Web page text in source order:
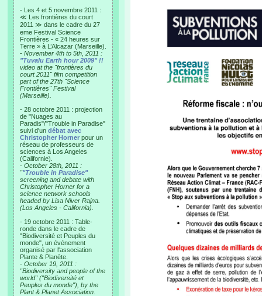
- Les 4 et 5 novembre 2011 :
≪ Les frontières du court
2011 ≫ dans le cadre du 27
eme Festival Science
Frontières - « 24 heures sur
Terre » à L’Alcazar (Marseille).
- November 4th to 5th, 2011 :
"Tuvalu Earth hour 2009" !!
video at the "frontières du
court 2011" film competition
part of the 27th "Science
Frontières" Festival
(Marseille).
- 28 octobre 2011 : projection
de "Nuages au
Paradis"/"Trouble in Paradise"
suivi d'un débat avec
Christopher Horner pour un
réseau de professeurs de
sciences à Los Angeles
(Californie).
- October 28th, 2011 :
""Trouble in Paradise"
screening and debate with
Christopher Horner for a
science network schools
headed by Lisa Niver Rajna.
(Los Angeles - California).
- 19 octobre 2011 : Table-
ronde dans le cadre de
"Biodiversité et Peuples du
monde", un événement
organisé par l'association
Plante & Planète.
- October 19, 2011 :
"Biodiversity and people of the
world" ("Biodiversité et
Peuples du monde"), by the
Plant & Planet Association.